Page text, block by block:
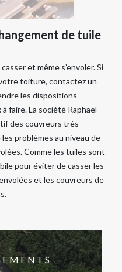
de tuile
et même s’envoler. Si
toiture, contactez un
les dispositions
faire. La société Raphael
des couvreurs très
problèmes au niveau de
Comme les tuiles sont
pour éviter de casser les
et les couvreurs de